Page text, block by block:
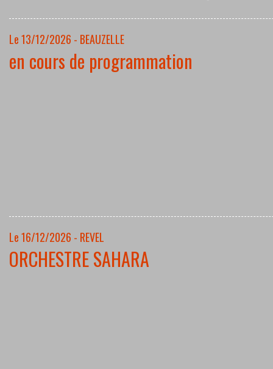
Le 13/12/2026 - BEAUZELLE
en cours de programmation
Le 16/12/2026 - REVEL
ORCHESTRE SAHARA